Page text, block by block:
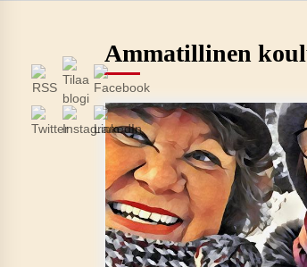
Ammatillinen